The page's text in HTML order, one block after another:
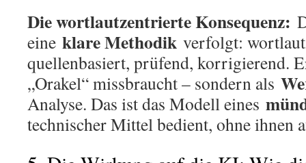
Die wortlautzentrierte Konsequenz:
eine klare Methodik verfolgt:
quellenbasiert, prüfend, korrigierend.
„Orakel“ missbraucht – sondern als
Analyse. Das ist das Modell eines
technischer Mittel bedient, ohne ihnen